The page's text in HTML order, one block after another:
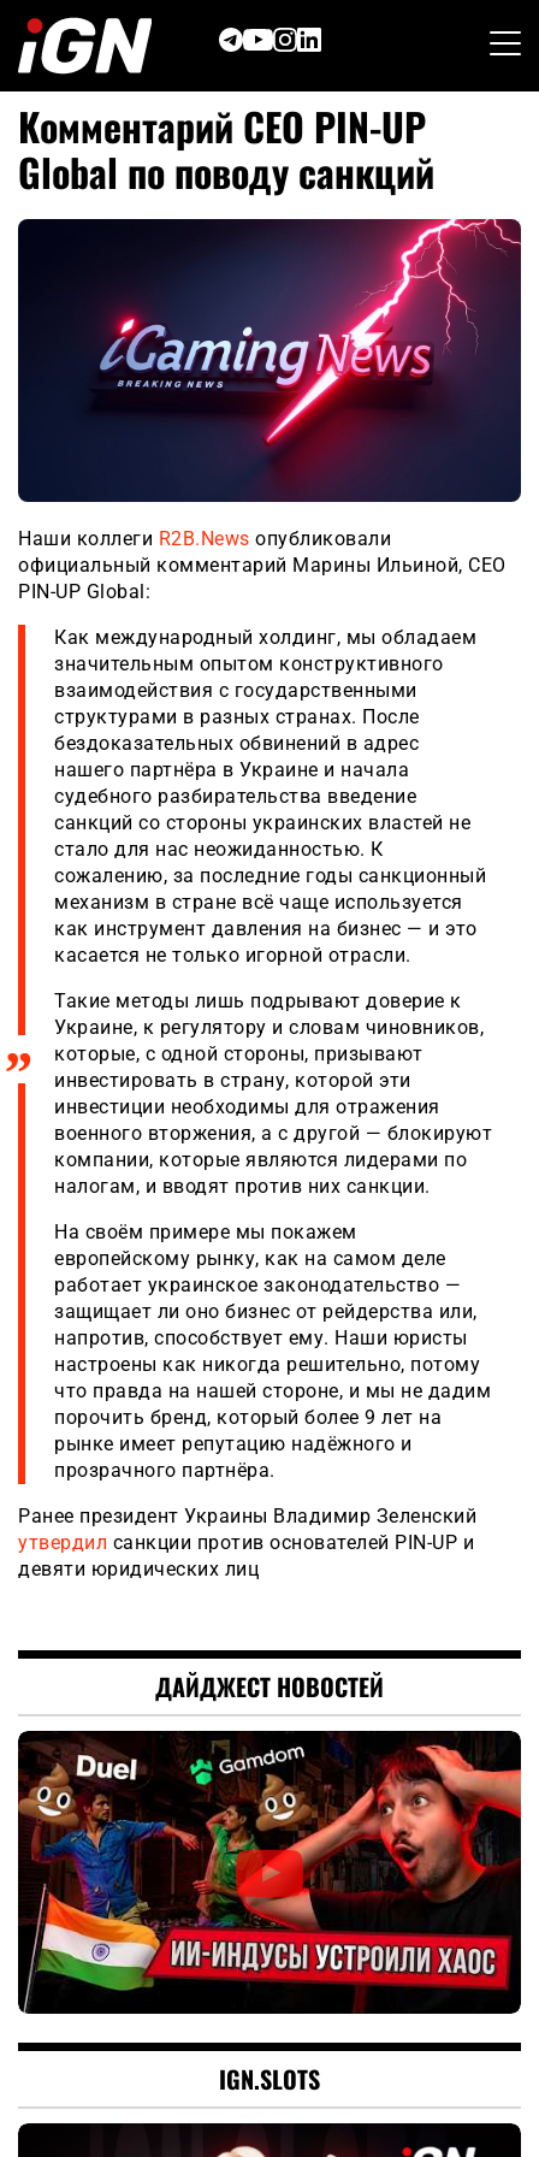
content
Комментарий СЕО PIN-UP
Global по поводу санкций
Наши коллеги R2B.News опубликовали
официальный комментарий Марины Ильиной, СЕО
PIN-UP Global:
Как международный холдинг, мы обладаем
значительным опытом конструктивного
взаимодействия с государственными
структурами в разных странах. После
бездоказательных обвинений в адрес
нашего партнёра в Украине и начала
судебного разбирательства введение
санкций со стороны украинских властей не
стало для нас неожиданностью. К
сожалению, за последние годы санкционный
механизм в стране всё чаще используется
как инструмент давления на бизнес — и это
касается не только игорной отрасли.
Такие методы лишь подрывают доверие к
Украине, к регулятору и словам чиновников,
которые, с одной стороны, призывают
инвестировать в страну, которой эти
инвестиции необходимы для отражения
военного вторжения, а с другой — блокируют
компании, которые являются лидерами по
налогам, и вводят против них санкции.
На своём примере мы покажем
европейскому рынку, как на самом деле
работает украинское законодательство —
защищает ли оно бизнес от рейдерства или,
напротив, способствует ему. Наши юристы
настроены как никогда решительно, потому
что правда на нашей стороне, и мы не дадим
порочить бренд, который более 9 лет на
рынке имеет репутацию надёжного и
прозрачного партнёра.
Ранее президент Украины Владимир Зеленский
утвердил санкции против основателей PIN-UP и
девяти юридических лиц
ДАЙДЖЕСТ НОВОСТЕЙ
IGN.SLOTS